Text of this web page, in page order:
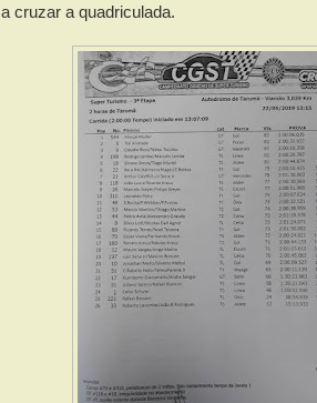
a cruzar a quadriculada.